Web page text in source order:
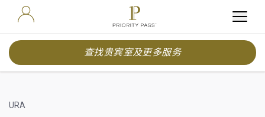
查找贵宾室及更多服务
URA